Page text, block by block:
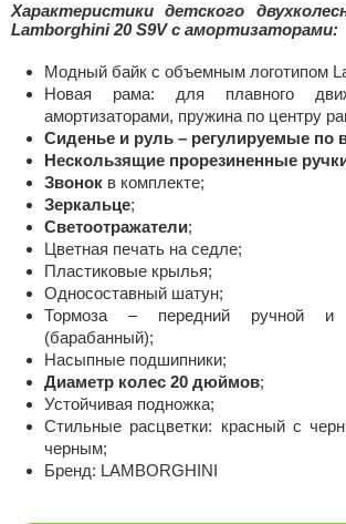
Характеристики детского
Lamborghini 20 S9V с амортизаторами:
Модный байк с объемным логотипом
Новая рама: для плавного
амортизаторами, пружина по центру
Сиденье и руль – регулируемые по
Нескользящие прорезиненные
Звонок в комплекте;
Зеркальце;
Светоотражатели;
Цветная печать на седле;
Пластиковые крылья;
Односоставный шатун;
Тормоза – передний ручной и
(барабанный);
Насыпные подшипники;
Диаметр колес 20 дюймов;
Устойчивая подножка;
Стильные расцветки: красный с
черным;
Бренд: LAMBORGHINI